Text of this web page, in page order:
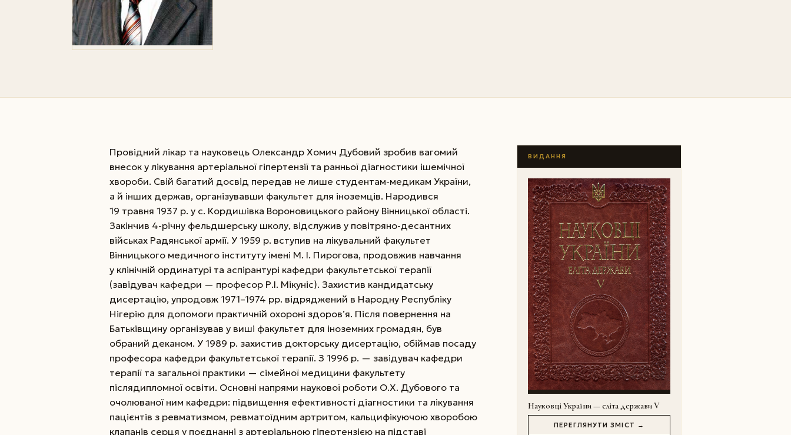
Провідний лікар та науковець Олександр Хомич Дубовий зробив вагомий
внесок у лікування арте­ріальної гіпертензії та ранньої діагностики ішемічної
хвороби. Свій багатий досвід передав не лише студентам-медикам України,
а й інших держав, організувавши факультет для іноземців. Народився
19 травня 1937 р. у с. Кордишівка Вороновицького району Вінницької області.
Закінчив 4-річну фельдшерську школу, відслужив у повітряно-десантних
військах Радянської армії. У 1959 р. вступив на лікувальний факультет
Вінницького медичного інституту імені М. І. Пирогова, продовжив навчання
у клінічній ординатурі та аспірантурі кафедри факультетської терапії
(завідувач кафедри — професор Р.І. Мікуніс). Захистив кандидатську
дисертацію, упродовж 1971–1974 рр. відряджений в Народну Республіку
Нігерію для допомоги практичній охороні здоров’я. Після повернення на
Батьківщину організував у виші факультет для іноземних громадян, був
обраний деканом. У 1989 р. захистив докторську дисертацію, обіймав посаду
професора кафедри факультетської терапії. З 1996 р. — завідувач кафедри
терапії та загальної практики — сімейної медицини факультету
післядипломної освіти. Основні напрями наукової роботи О.Х. Дубового та
очолюваної ним кафедри: підвищення ефективності діагностики та лікування
пацієнтів з ревматизмом, ревматоїдним артритом, кальцифікуючою хворобою
клапанів серця у поєднанні з артеріальною гіпертензією на підставі
ВИДАННЯ
Науковці України — еліта держави V
ПЕРЕГЛЯНУТИ ЗМІСТ →